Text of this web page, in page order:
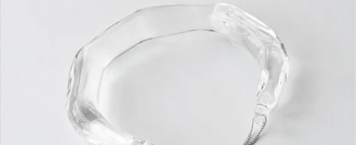
インフォメーション